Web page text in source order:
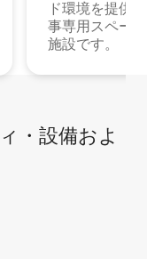
ド環境を提供
事専用スペー
施設です。
・設⁠備⁠およ